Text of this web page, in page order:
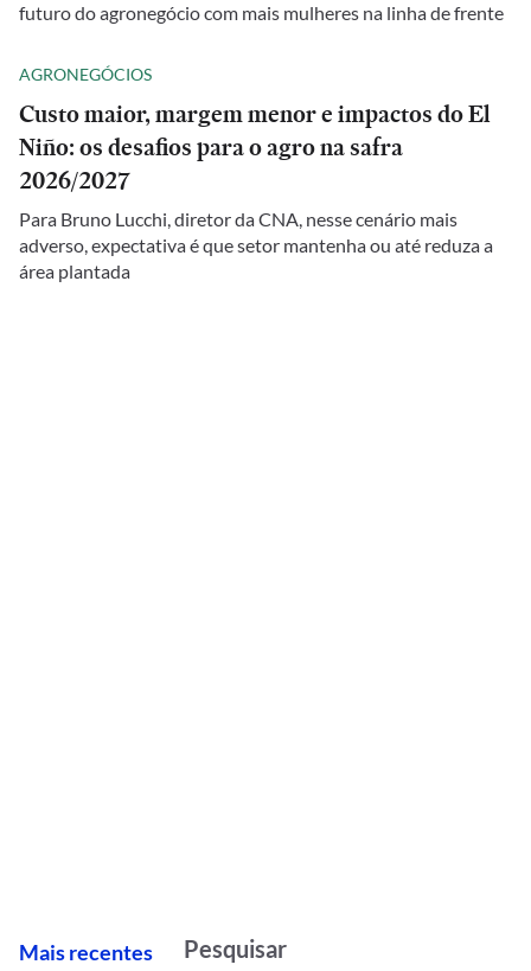
futuro do agronegócio com mais mulheres na linha de frente
AGRONEGÓCIOS
Custo maior, margem menor e impactos do El
Niño: os desafios para o agro na safra
2026/2027
Para Bruno Lucchi, diretor da CNA, nesse cenário mais
adverso, expectativa é que setor mantenha ou até reduza a
área plantada
Mais recentes